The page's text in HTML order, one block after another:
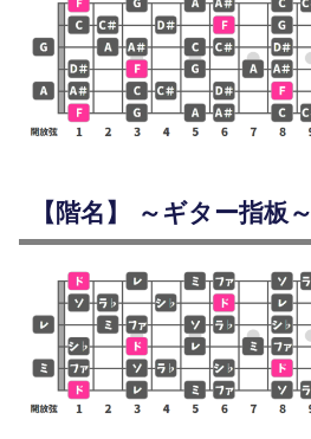
【階名】 ～ギター指板～